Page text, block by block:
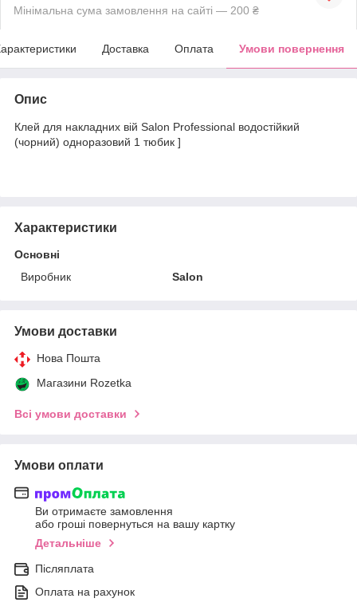
Мінімальна сума замовлення на сайті — 200 ₴
Доставка Оплата Умови повернення
Опис
Клей для накладних вій Salon Professional водостійкий
(чорний) одноразовий 1 тюбик ]
Характеристики
Основні
Виробник
Salon
Умови доставки
Нова Пошта
Магазини Rozetka
Всі умови доставки
Умови оплати
Ви отримаєте замовлення
або гроші повернуться на вашу картку
Детальніше
Післяплата
Оплата на рахунок